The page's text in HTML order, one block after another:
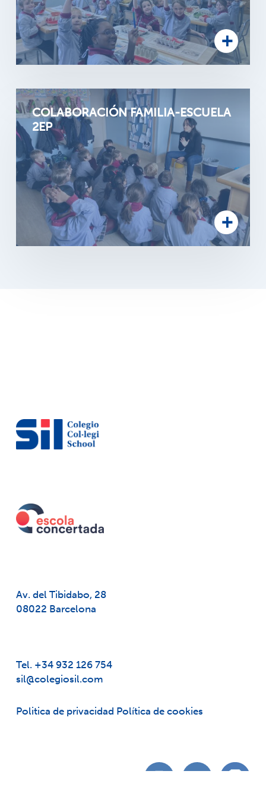
COLABORACIÓN FAMILIA-ESCUELA
2EP
Av. del Tibidabo, 28
08022 Barcelona
Tel. +34 932 126 754
sil@colegiosil.com
Politica de privacidad Política de cookies